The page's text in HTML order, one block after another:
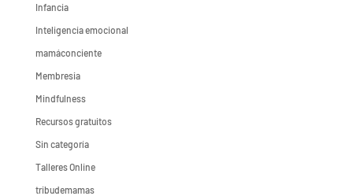
Infancia
Inteligencia emocional
mamáconciente
Membresia
Mindfulness
Recursos gratuitos
Sin categoría
Talleres Online
tribudemamas